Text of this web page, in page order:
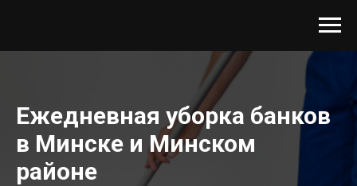
Ежедневная уборка банков
в Минске и Минском
районе